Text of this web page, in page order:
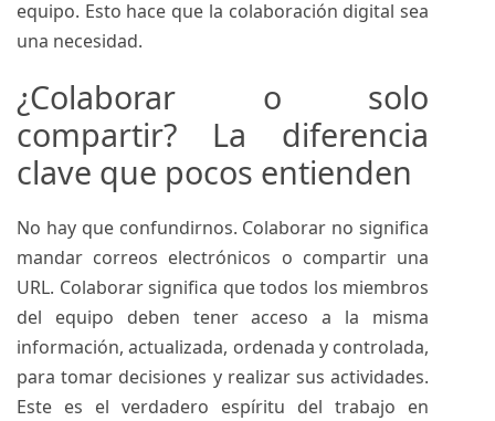
equipo. Esto hace que la colaboración digital sea
una necesidad.
¿Colaborar o solo
compartir? La diferencia
clave que pocos entienden
No hay que confundirnos. Colaborar no significa
mandar correos electrónicos o compartir una
URL. Colaborar significa que todos los miembros
del equipo deben tener acceso a la misma
información, actualizada, ordenada y controlada,
para tomar decisiones y realizar sus actividades.
Este es el verdadero espíritu del trabajo en